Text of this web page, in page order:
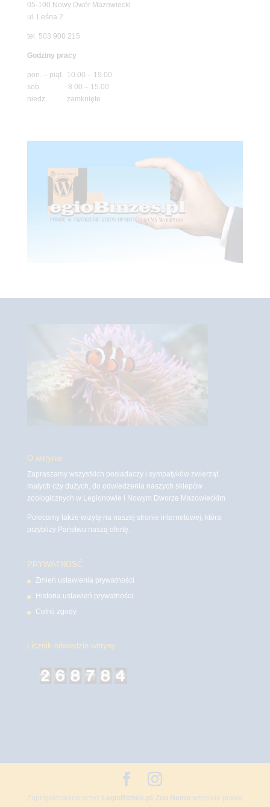
05-100 Nowy Dwór Mazowiecki
ul. Leśna 2
tel. 503 900 215
Godziny pracy
pon. – piąt. 10.00 – 19.00
sob. 8.00 – 15.00
niedz. zamknięte
O witrynie
Zapraszamy wszystkich posiadaczy i sympatyków zwierząt
małych czy dużych, do odwiedzenia naszych sklepów
zoologicznych w Legionowie i Nowym Dworze Mazowieckim
Polecamy także wizytę na naszej stronie internetowej, która
przybliży Państwu naszą ofertę.
PRYWATNOŚĆ
Zmień ustawienia prywatności
Historia ustawień prywatności
Cofnij zgody
Licznik odwiedzin witryny
Zaprojektowane przez LegioBiznes.pl/ Zoo Nemowszelkie prawa